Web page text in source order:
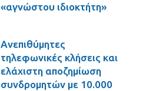
«αγνώστου ιδιοκτήτη»
Ανεπιθύμητες
τηλεφωνικές κλήσεις και
ελάχιστη αποζημίωση
συνδρομητών με 10.000